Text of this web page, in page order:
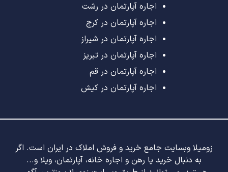
اجاره آپارتمان در رشت
اجاره آپارتمان در کرج
اجاره آپارتمان در شیراز
اجاره آپارتمان در تبریز
اجاره آپارتمان در قم
اجاره آپارتمان در کیش
زومیلا وبسایت جامع خرید و فروش املاک در ایران است. اگر
به دنبال خرید یا رهن و اجاره خانه، آپارتمان، ویلا و...